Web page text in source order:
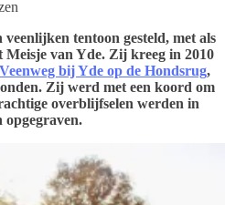
veenlijken tentoon gesteld, met als
Meisje van Yde. Zij kreeg in 2010
Veenweg bij Yde op de Hondsrug,
Zij werd met een koord om
overblijfselen werden in
opgegraven.